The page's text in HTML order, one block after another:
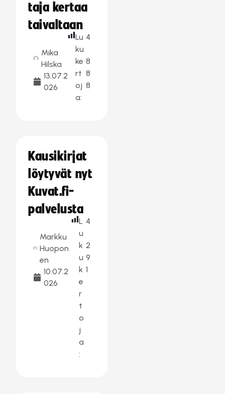
taja kertaa
taivaltaan
Mika
Hilska
13.07.2
026
Lu
ku
ke
rt
oj
a:
4
8
8
8
Kausikirjat
löytyvät nyt
Kuvat.fi-
palvelusta
Markku
Huopon
en
10.07.2
026
L
u
k
u
k
e
r
t
o
j
a
:
4
2
9
1